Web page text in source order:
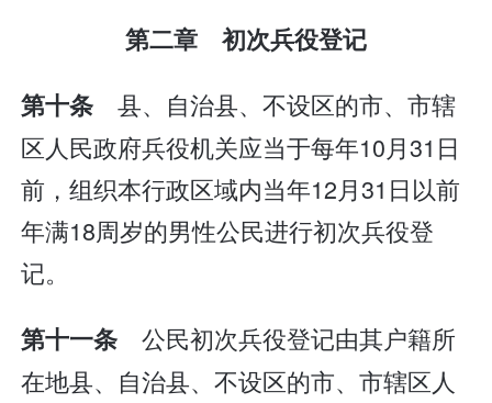
第二章 初次兵役登记
第十条县、自治县、不设区的市、市辖
区人民政府兵役机关应当于每年10月31日
前，组织本行政区域内当年12月31日以前
年满18周岁的男性公民进行初次兵役登
记。
第十一条公民初次兵役登记由其户籍所
在地县、自治县、不设区的市、市辖区人